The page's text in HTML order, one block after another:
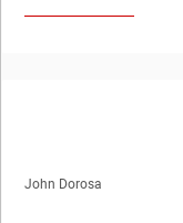
John Dorosa